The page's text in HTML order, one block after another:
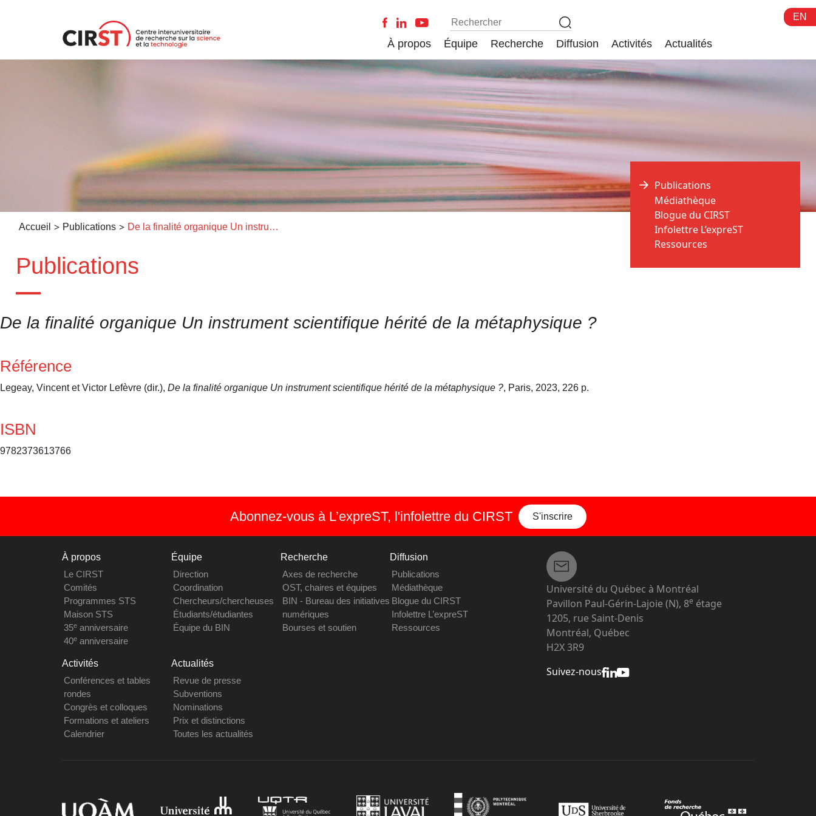
EN
À propos Équipe Recherche Diffusion Activités Actualités
Accueil > Publications > De la finalité organique Un instrument scientifique hérité de la métaphysique ?
Publications
Publications
Médiathèque
Blogue du CIRST
Infolettre L’expreST
Ressources
De la finalité organique Un instrument scientifique hérité de la métaphysique ?
Référence
Legeay, Vincent et Victor Lefèvre (dir.), De la finalité organique Un instrument scientifique hérité de la métaphysique ?, Paris, 2023, 226 p.
ISBN
9782373613766
Abonnez-vous à L’expreST, l'infolettre du CIRST S'inscrire
À propos
Le CIRST
Comités
Programmes STS
Maison STS
35eanniversaire
40eanniversaire
Équipe
Direction
Coordination
Chercheurs/chercheuses
Étudiants/étudiantes
Équipe du BIN
Recherche
Axes de recherche
OST, chaires et équipes
BIN - Bureau des initiatives
numériques
Bourses et soutien
Diffusion
Publications
Médiathèque
Blogue du CIRST
Infolettre L’expreST
Ressources
Activités
Conférences et tables
rondes
Congrès et colloques
Formations et ateliers
Calendrier
Actualités
Revue de presse
Subventions
Nominations
Prix et distinctions
Toutes les actualités
Université du Québec à Montréal
Pavillon Paul-Gérin-Lajoie (N), 8e étage
1205, rue Saint-Denis
Montréal, Québec
H2X 3R9
Suivez-nous